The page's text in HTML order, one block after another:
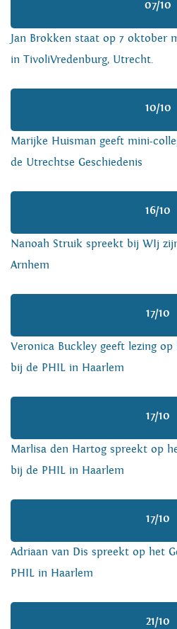
07/10
Jan Brokken staat op 7 oktober
in TivoliVredenburg, Utrecht.
10/10
Marijke Huisman geeft mini-
de Utrechtse Geschiedenis
16/10
Nanoah Struik spreekt bij WIj
Arnhem
17/10
Veronica Buckley geeft lezing op
bij de PHIL in Haarlem
17/10
Marlisa den Hartog spreekt op
bij de PHIL in Haarlem
17/10
Adriaan van Dis spreekt op het
PHIL in Haarlem
21/10